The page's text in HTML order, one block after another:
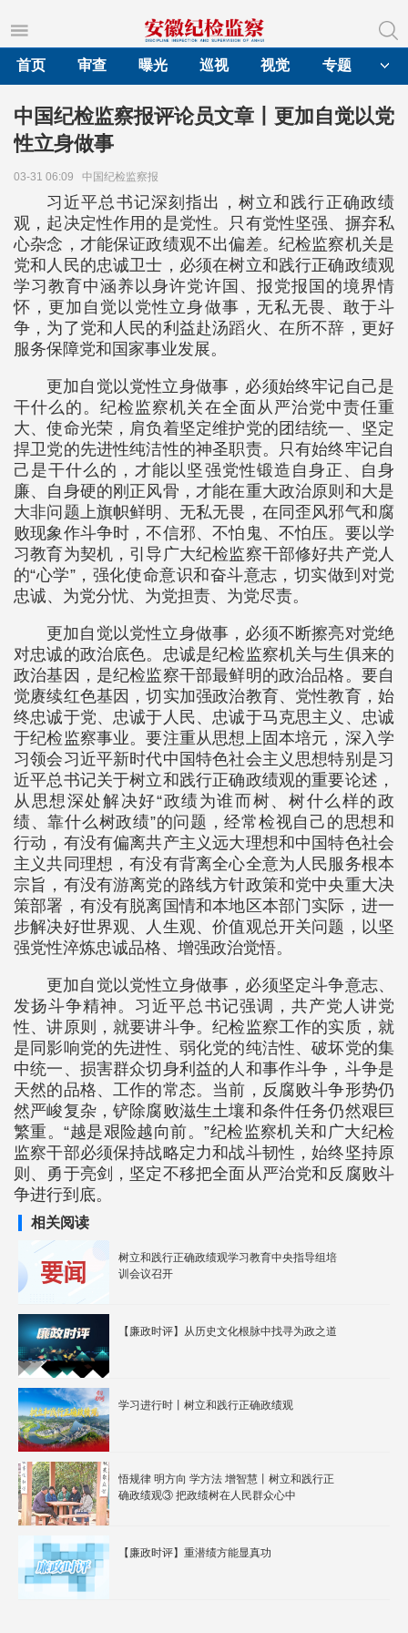
首页
审查 曝光 巡视 视觉 专题
中国纪检监察报评论员文章丨更加自觉以党
性立身做事
03-31 06:09 中国纪检监察报
习近平总书记深刻指出，树立和践行正确政绩
观，起决定性作用的是党性。只有党性坚强、摒弃私
心杂念，才能保证政绩观不出偏差。纪检监察机关是
党和人民的忠诚卫士，必须在树立和践行正确政绩观
学习教育中涵养以身许党许国、报党报国的境界情
怀，更加自觉以党性立身做事，无私无畏、敢于斗
争，为了党和人民的利益赴汤蹈火、在所不辞，更好
服务保障党和国家事业发展。
更加自觉以党性立身做事，必须始终牢记自己是
干什么的。纪检监察机关在全面从严治党中责任重
大、使命光荣，肩负着坚定维护党的团结统一、坚定
捍卫党的先进性纯洁性的神圣职责。只有始终牢记自
己是干什么的，才能以坚强党性锻造自身正、自身
廉、自身硬的刚正风骨，才能在重大政治原则和大是
大非问题上旗帜鲜明、无私无畏，在同歪风邪气和腐
败现象作斗争时，不信邪、不怕鬼、不怕压。要以学
习教育为契机，引导广大纪检监察干部修好共产党人
的“心学”，强化使命意识和奋斗意志，切实做到对党
忠诚、为党分忧、为党担责、为党尽责。
更加自觉以党性立身做事，必须不断擦亮对党绝
对忠诚的政治底色。忠诚是纪检监察机关与生俱来的
政治基因，是纪检监察干部最鲜明的政治品格。要自
觉赓续红色基因，切实加强政治教育、党性教育，始
终忠诚于党、忠诚于人民、忠诚于马克思主义、忠诚
于纪检监察事业。要注重从思想上固本培元，深入学
习领会习近平新时代中国特色社会主义思想特别是习
近平总书记关于树立和践行正确政绩观的重要论述，
从思想深处解决好“政绩为谁而树、树什么样的政
绩、靠什么树政绩”的问题，经常检视自己的思想和
行动，有没有偏离共产主义远大理想和中国特色社会
主义共同理想，有没有背离全心全意为人民服务根本
宗旨，有没有游离党的路线方针政策和党中央重大决
策部署，有没有脱离国情和本地区本部门实际，进一
步解决好世界观、人生观、价值观总开关问题，以坚
强党性淬炼忠诚品格、增强政治觉悟。
更加自觉以党性立身做事，必须坚定斗争意志、
发扬斗争精神。习近平总书记强调，共产党人讲党
性、讲原则，就要讲斗争。纪检监察工作的实质，就
是同影响党的先进性、弱化党的纯洁性、破坏党的集
中统一、损害群众切身利益的人和事作斗争，斗争是
天然的品格、工作的常态。当前，反腐败斗争形势仍
然严峻复杂，铲除腐败滋生土壤和条件任务仍然艰巨
繁重。“越是艰险越向前。”纪检监察机关和广大纪检
监察干部必须保持战略定力和战斗韧性，始终坚持原
则、勇于亮剑，坚定不移把全面从严治党和反腐败斗
争进行到底。
相关阅读
树立和践行正确政绩观学习教育中央指导组培
训会议召开
【廉政时评】从历史文化根脉中找寻为政之道
学习进行时丨树立和践行正确政绩观
悟规律 明方向 学方法 增智慧丨树立和践行正
确政绩观③ 把政绩树在人民群众心中
【廉政时评】重潜绩方能显真功